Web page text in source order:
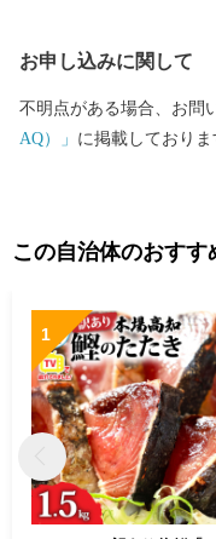
お申し込みに関して
不明点がある場合、お問
AQ）」 に掲載しておりま
この自治体のおすす
1